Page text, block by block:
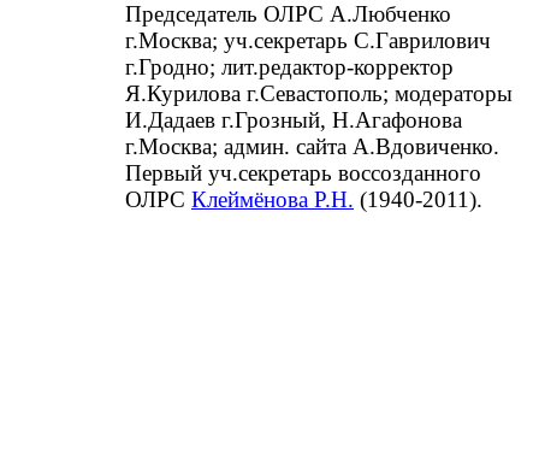
Председатель ОЛРС А.Любченко
г.Москва; уч.секретарь С.Гаврилович
г.Гродно; лит.редактор-корректор
Я.Курилова г.Севастополь; модераторы
И.Дадаев г.Грозный, Н.Агафонова
г.Москва; админ. сайта А.Вдовиченко.
Первый уч.секретарь воссозданного
ОЛРС Клеймёнова Р.Н. (1940-2011).